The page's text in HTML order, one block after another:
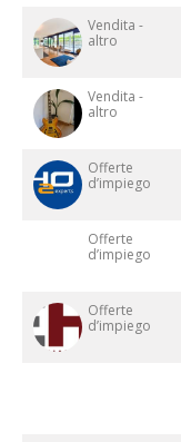
Vendita -
altro
Vendita -
altro
Offerte
d’impiego
Offerte
d’impiego
Offerte
d’impiego